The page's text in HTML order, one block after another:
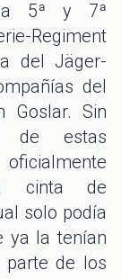
5ª y 7ª
Regiment
del Jäger-
del
Goslar. Sin
de estas
cinta de
solo podía
ya la tenían
parte de los